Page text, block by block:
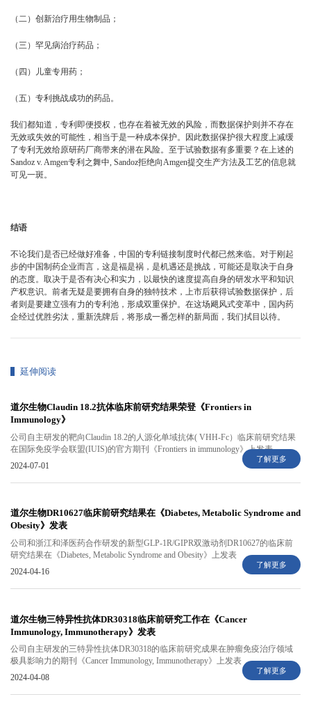
（二）创新治疗用生物制品；
（三）罕见病治疗药品；
（四）儿童专用药；
（五）专利挑战成功的药品。
我们都知道，专利即便授权，也存在着被无效的风险，而数据保护则并不存在
无效或失效的可能性，相当于是一种成本保护。因此数据保护很大程度上减缓
了专利无效给原研药厂商带来的潜在风险。至于试验数据有多重要？在上述的
Sandoz v. Amgen专利之舞中, Sandoz拒绝向Amgen提交生产方法及工艺的信息就
可见一斑。
结语
不论我们是否已经做好准备，中国的专利链接制度时代都已然来临。对于刚起
步的中国制药企业而言，这是福是祸，是机遇还是挑战，可能还是取决于自身
的态度。取决于是否有决心和实力，以最快的速度提高自身的研发水平和知识
产权意识。前者无疑是要拥有自身的独特技术，上市后获得试验数据保护，后
者则是要建立强有力的专利池，形成双重保护。在这场飓风式变革中，国内药
企经过优胜劣汰，重新洗牌后，将形成一番怎样的新局面，我们拭目以待。
延伸阅读
道尔生物Claudin 18.2抗体临床前研究结果荣登《Frontiers in
Immunology》
公司自主研发的靶向Claudin 18.2的人源化单域抗体( VHH-Fc）临床前研究结果
在国际免疫学会联盟(IUIS)的官方期刊《Frontiers in immunology》上发表
2024-07-01
了解更多
道尔生物DR10627临床前研究结果在《Diabetes, Metabolic Syndrome and
Obesity》发表
公司和浙江和泽医药合作研发的新型GLP-1R/GIPR双激动剂DR10627的临床前
研究结果在《Diabetes, Metabolic Syndrome and Obesity》上发表
2024-04-16
了解更多
道尔生物三特异性抗体DR30318临床前研究工作在《Cancer
Immunology, Immunotherapy》发表
公司自主研发的三特异性抗体DR30318的临床前研究成果在肿瘤免疫治疗领域
极具影响力的期刊《Cancer Immunology, Immunotherapy》上发表
2024-04-08
了解更多